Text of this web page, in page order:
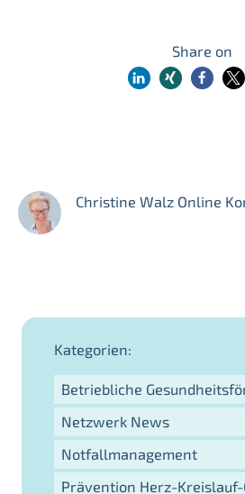
Share on
Christine Walz Online
Kategorien:
Betriebliche
Netzwerk News
Notfallmanagement
Prävention Herz-